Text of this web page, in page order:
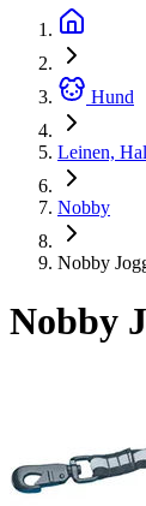
Hund
Leinen,
Nobby
Nobby
Nobby